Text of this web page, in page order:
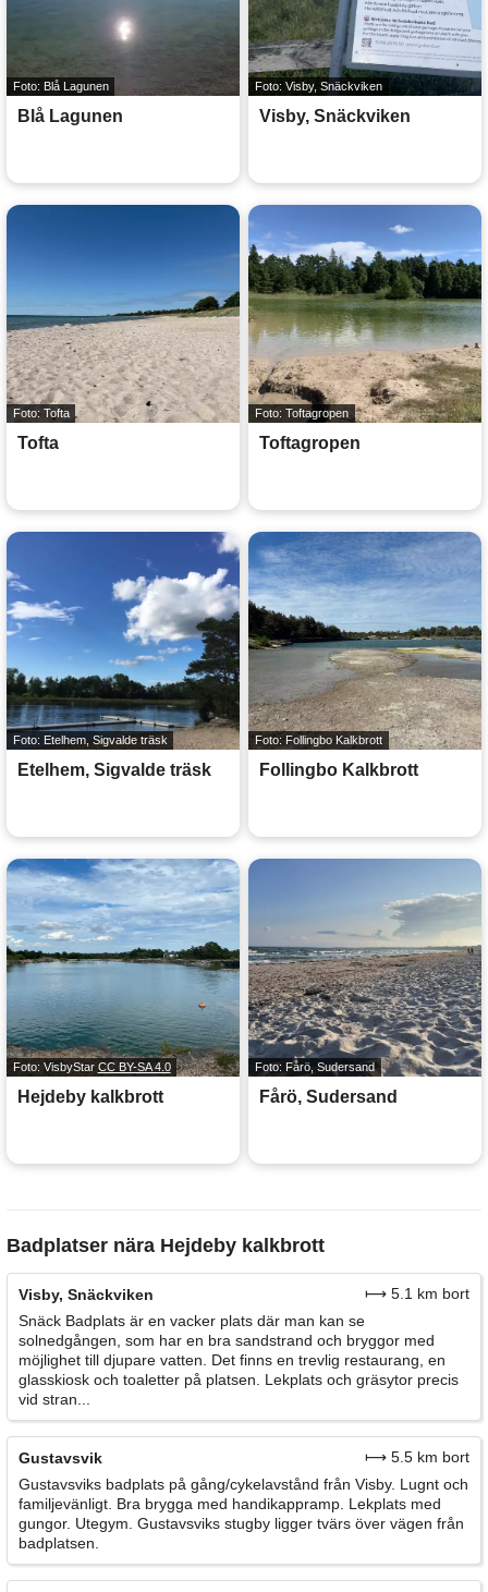
Foto: Blå Lagunen
Blå Lagunen
Foto: Visby, Snäckviken
Visby, Snäckviken
Foto: Tofta
Tofta
Foto: Toftagropen
Toftagropen
Foto: Etelhem, Sigvalde träsk
Etelhem, Sigvalde träsk
Foto: Follingbo Kalkbrott
Follingbo Kalkbrott
Foto: VisbyStar CC BY-SA 4.0
Hejdeby kalkbrott
Foto: Fårö, Sudersand
Fårö, Sudersand
Badplatser nära Hejdeby kalkbrott
Visby, Snäckviken
⟼ 5.1 km bort
Snäck Badplats är en vacker plats där man kan se
solnedgången, som har en bra sandstrand och bryggor med
möjlighet till djupare vatten. Det finns en trevlig restaurang, en
glasskiosk och toaletter på platsen. Lekplats och gräsytor precis
vid stran...
Gustavsvik
⟼ 5.5 km bort
Gustavsviks badplats på gång/cykelavstånd från Visby. Lugnt och
familjevänligt. Bra brygga med handikappramp. Lekplats med
gungor. Utegym. Gustavsviks stugby ligger tvärs över vägen från
badplatsen.